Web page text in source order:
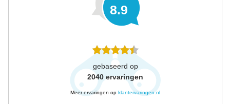
8.9
gebaseerd op
2040 ervaringen
Meer ervaringen op klantervaringen.nl